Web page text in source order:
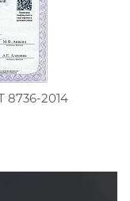
8736-2014